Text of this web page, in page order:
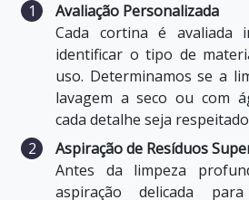
Avaliação Personalizada
Cada cortina é avaliada
identificar o tipo de
uso. Determinamos se a
lavagem a seco ou com
cada detalhe seja
Aspiração de Resíduos
Antes da limpeza
aspiração delicada